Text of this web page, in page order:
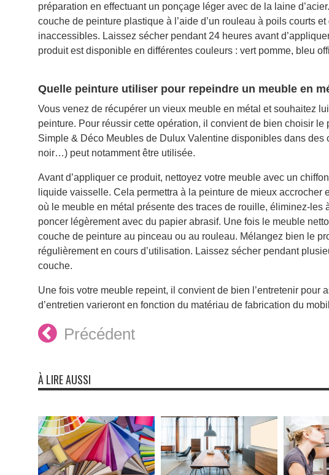
préparation en effectuant un ponçage léger avec de la laine
couche de peinture plastique à l’aide d’un rouleau à poils courts
inaccessibles. Laissez sécher pendant 24 heures avant
produit est disponible en différentes couleurs : vert pomme, bleu
Quelle peinture utiliser pour repeindre un meuble en
Vous venez de récupérer un vieux meuble en métal et souhaitez lui
peinture. Pour réussir cette opération, il convient de bien choisir
Simple & Déco Meubles de Dulux Valentine disponibles dans
noir…) peut notamment être utilisée.
Avant d’appliquer ce produit, nettoyez votre meuble avec un
liquide vaisselle. Cela permettra à la peinture de mieux accrocher
où le meuble en métal présente des traces de rouille, éliminez-les
poncer légèrement avec du papier abrasif. Une fois le meuble
couche de peinture au pinceau ou au rouleau. Mélangez bien le
régulièrement en cours d’utilisation. Laissez sécher pendant
couche.
Une fois votre meuble repeint, il convient de bien l’entretenir pour
d’entretien varieront en fonction du matériau de fabrication du
Précédent
À LIRE AUSSI